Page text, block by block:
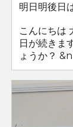
明日明後日
こんにちは
日が続きま
ょうか？